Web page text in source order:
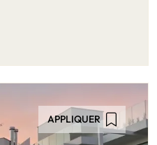
APPLIQUER